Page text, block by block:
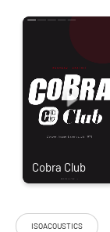
ISOACOUSTICS